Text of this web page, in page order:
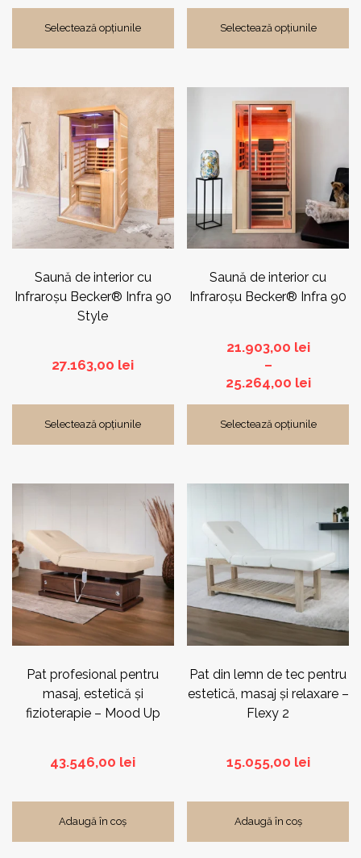
Selectează opțiunile
prețuri:
Selectează opțiunile
Saună de interior cu
Infraroşu Becker® Infra 90
Style
27.163,00 lei
Selectează opțiunile
Saună de interior cu
Infraroşu Becker® Infra 90
21.903,00 lei
–
25.264,00 lei
Selectează opțiunile
multe
variații.
pot
pagina
produsului.
Pat profesional pentru
masaj, estetică și
fizioterapie – Mood Up
43.546,00 lei
Adaugă în coș
Pat din lemn de tec pentru
estetică, masaj și relaxare –
Flexy 2
15.055,00 lei
Adaugă în coș